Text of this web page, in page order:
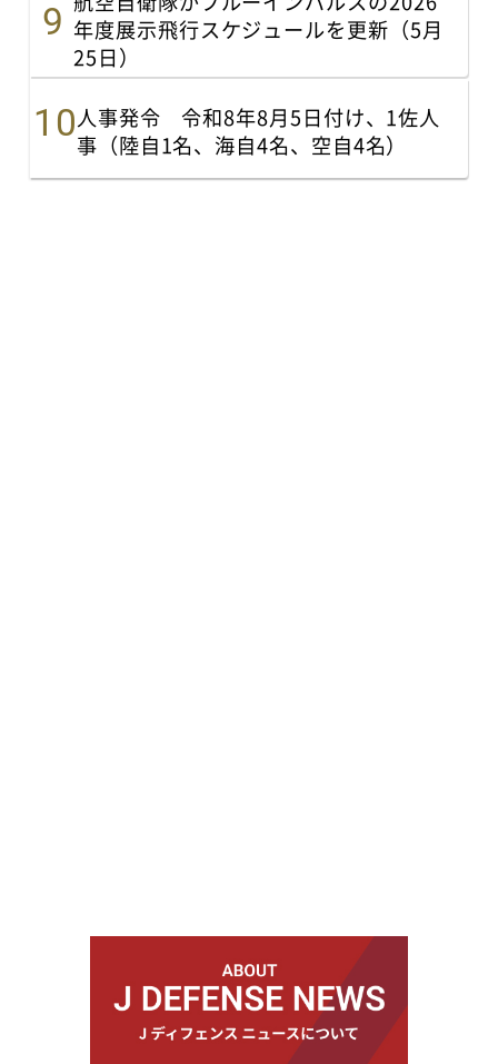
年度展示飛行スケジュールを更新（5月
25日）
人事発令 令和8年8月5日付け、1佐人
事（陸自1名、海自4名、空自4名）